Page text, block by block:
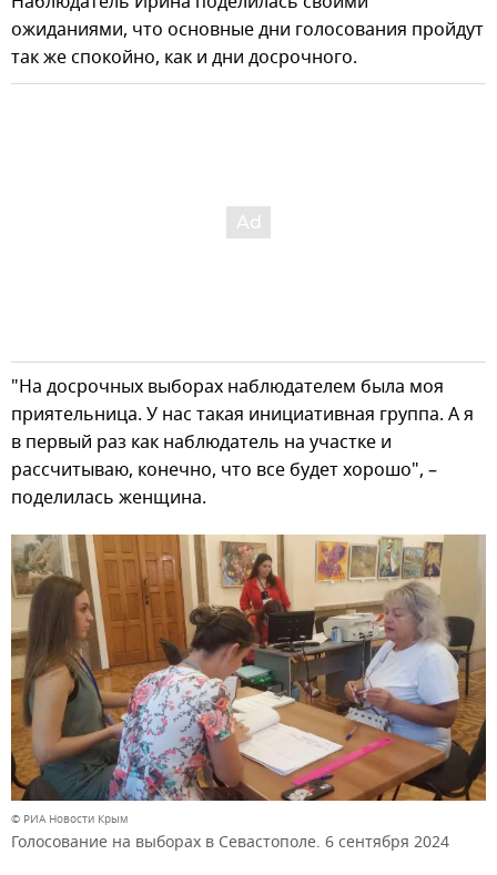
ожиданиями, что основные дни голосования пройдут
так же спокойно, как и дни досрочного.
"На досрочных выборах наблюдателем была моя
приятельница. У нас такая инициативная группа. А я
в первый раз как наблюдатель на участке и
рассчитываю, конечно, что все будет хорошо", –
поделилась женщина.
© РИА Новости Крым
Голосование на выборах в Севастополе. 6 сентября 2024